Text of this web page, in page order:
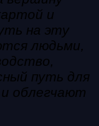
и
на эту
людьми,
путь для
облегчают